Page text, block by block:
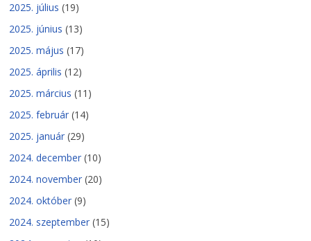
2025. július (19)
2025. június (13)
2025. május (17)
2025. április (12)
2025. március (11)
2025. február (14)
2025. január (29)
2024. december (10)
2024. november (20)
2024. október (9)
2024. szeptember (15)